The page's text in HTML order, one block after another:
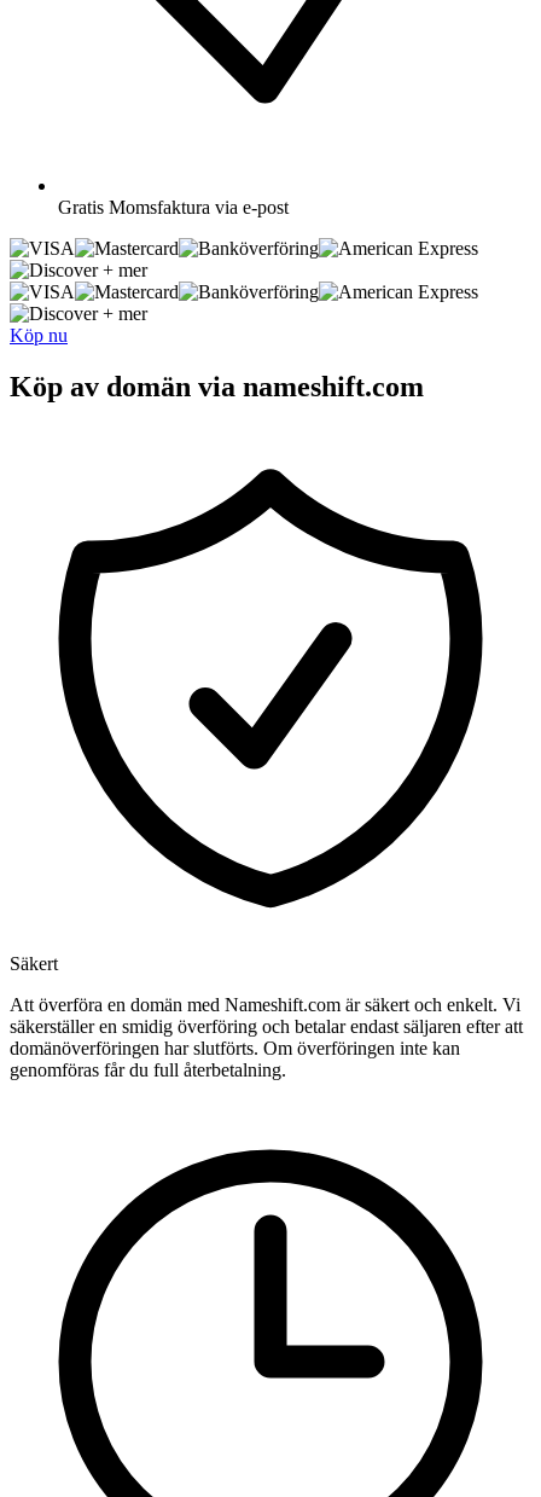
Gratis Momsfaktura via e-post
+ mer
+ mer
Köp nu
Köp av domän via nameshift.com
Säkert
Att överföra en domän med Nameshift.com är säkert och enkelt. Vi
säkerställer en smidig överföring och betalar endast säljaren efter att
domänöverföringen har slutförts. Om överföringen inte kan
genomföras får du full återbetalning.